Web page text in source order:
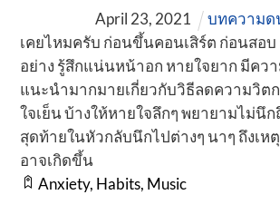
April 23, 2021
บทความด
เคยไหมครับ ก่อนขึ้นคอนเสิร์ต ก่อนสอบ
อย่าง รู้สึกแน่นหน้าอก หายใจยาก มีควา
แนะนำมากมายเกี่ยวกับวิธีลดความวิต
ใจเย็น บ้างให้หายใจลึกๆ พยายามไม่นึ
สุดท้ายในหัวกลับนึกไปต่างๆ นาๆ ถึงเห
อาจเกิดขึ้น
Anxiety, Habits, Music